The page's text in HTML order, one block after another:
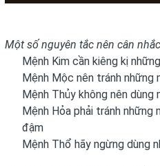
Một số nguyên tắc nên cân
Mệnh Kim cần kiêng kị
Mệnh Mộc nên tránh những
Mệnh Thủy không nên dùng
Mệnh Hỏa phải tránh những
đậm
Mệnh Thổ hãy ngừng dùng